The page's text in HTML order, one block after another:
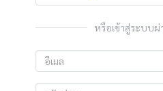
หรือเข้าสู่ระบบ